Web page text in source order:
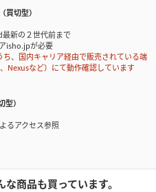
買切型）
新の２世代前まで
isho.jpが必要
、国内キャリア経由で販売されている端
Nexusなど）にて動作確認しています
）
るアクセス参照
商品も買っています。